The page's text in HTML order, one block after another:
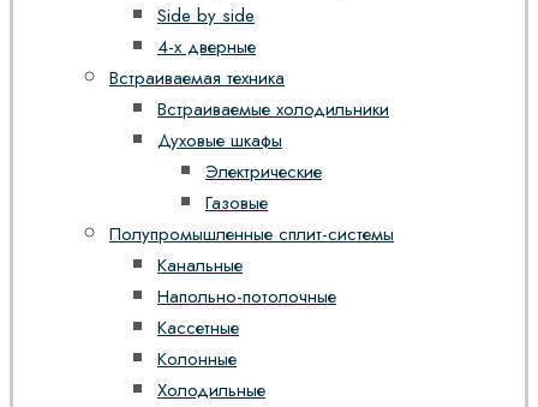
Side by side
4-х дверные
Встраиваемая техника
Встраиваемые холодильники
Духовые шкафы
Электрические
Газовые
Полупромышленные сплит-системы
Канальные
Напольно-потолочные
Кассетные
Колонные
Холодильные